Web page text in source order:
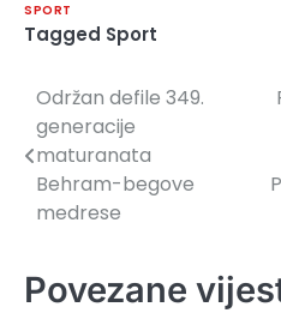
SPORT
Tagged Sport
Navigacija
članaka
Održan defile 349.
generacije
maturanata
Behram-begove
medrese
Povezane